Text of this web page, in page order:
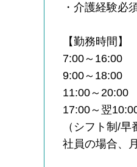
・介護経験必
【勤務時間】
7:00～16:00
9:00～18:00
11:00～20:00
17:00～翌
（シフト制/早
社員の場合、